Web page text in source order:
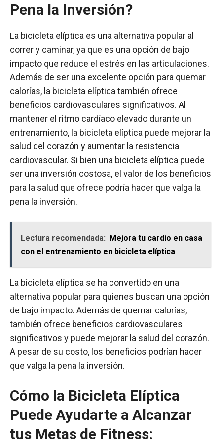
Pena la Inversión?
La bicicleta elíptica es una alternativa popular al
correr y caminar, ya que es una opción de bajo
impacto que reduce el estrés en las articulaciones.
Además de ser una excelente opción para quemar
calorías, la bicicleta elíptica también ofrece
beneficios cardiovasculares significativos. Al
mantener el ritmo cardíaco elevado durante un
entrenamiento, la bicicleta elíptica puede mejorar la
salud del corazón y aumentar la resistencia
cardiovascular. Si bien una bicicleta elíptica puede
ser una inversión costosa, el valor de los beneficios
para la salud que ofrece podría hacer que valga la
pena la inversión.
Lectura recomendada: Mejora tu cardio en casa
con el entrenamiento en bicicleta elíptica
La bicicleta elíptica se ha convertido en una
alternativa popular para quienes buscan una opción
de bajo impacto. Además de quemar calorías,
también ofrece beneficios cardiovasculares
significativos y puede mejorar la salud del corazón.
A pesar de su costo, los beneficios podrían hacer
que valga la pena la inversión.
Cómo la Bicicleta Elíptica
Puede Ayudarte a Alcanzar
tus Metas de Fitness: